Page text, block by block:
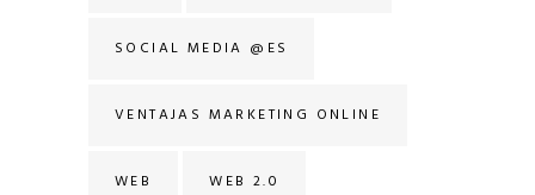
SOCIAL MEDIA @ES
VENTAJAS MARKETING ONLINE
WEB WEB 2.0